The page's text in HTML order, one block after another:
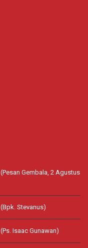
Gembala, 2 Agustus
Stevanus)
Isaac Gunawan)